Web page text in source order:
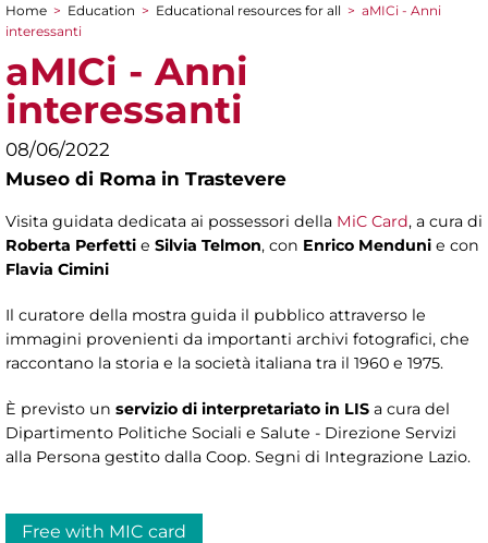
You are here
Home > Education > Educational resources for all > aMICi - Anni
interessanti
aMICi - Anni
interessanti
08/06/2022
Museo di Roma in Trastevere
Visita guidata dedicata ai possessori della MiC Card, a cura di
Roberta Perfetti e Silvia Telmon, con Enrico Menduni e con
Flavia Cimini
Il curatore della mostra guida il pubblico attraverso le
immagini provenienti da importanti archivi fotografici, che
raccontano la storia e la società italiana tra il 1960 e 1975.
È previsto un servizio di interpretariato in LIS a cura del
Dipartimento Politiche Sociali e Salute - Direzione Servizi
alla Persona gestito dalla Coop. Segni di Integrazione Lazio.
Free with MIC card